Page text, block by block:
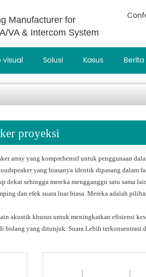
Manufacturer for
VA & Intercom System
visual Solusi Kasus Berita
proyeksi
array yang komprehensif untuk penggunaan
yang biasanya identik dipasang dalam
dekat sehingga mereka mengganggu satu sama
dan efek suara luar biasa. Mereka adalah
akustik khusus untuk meningkatkan efisiensi
bidang yang ditunjuk. Suara Lebih terkonsentrasi